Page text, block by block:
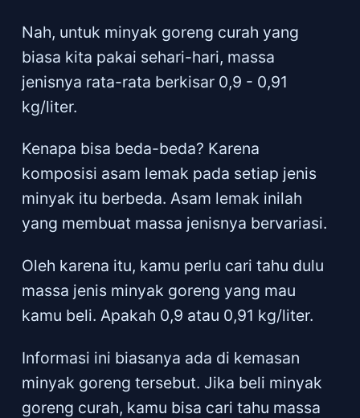
Nah, untuk minyak goreng curah yang
biasa kita pakai sehari-hari, massa
jenisnya rata-rata berkisar 0,9 - 0,91
kg/liter.
Kenapa bisa beda-beda? Karena
komposisi asam lemak pada setiap jenis
minyak itu berbeda. Asam lemak inilah
yang membuat massa jenisnya bervariasi.
Oleh karena itu, kamu perlu cari tahu dulu
massa jenis minyak goreng yang mau
kamu beli. Apakah 0,9 atau 0,91 kg/liter.
Informasi ini biasanya ada di kemasan
minyak goreng tersebut. Jika beli minyak
goreng curah, kamu bisa cari tahu massa